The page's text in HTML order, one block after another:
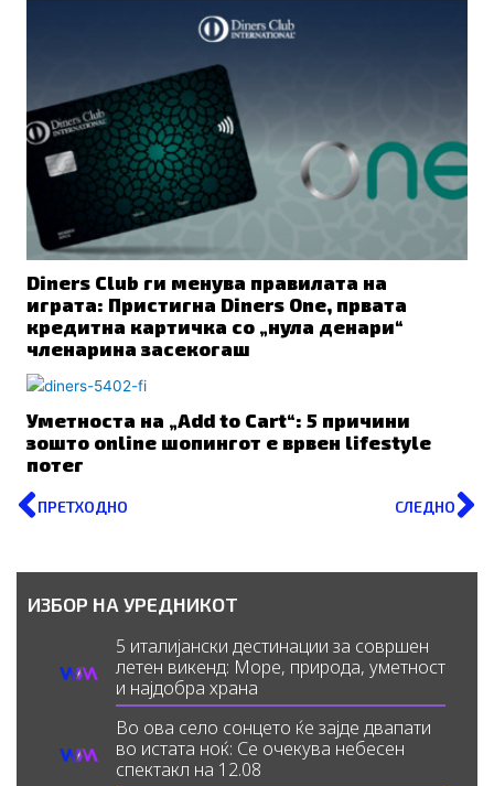
Diners Club ги менува правилата на
играта: Пристигна Diners One, првата
кредитна картичка со „нула денари“
членарина засекогаш
Уметноста на „Add to Cart“: 5 причини
зошто online шопингот е врвен lifestyle
потег
Prev
ПРЕТХОДНО СЛЕДНО
ИЗБОР НА УРЕДНИКОТ
5 италијански дестинации за совршен
летен викенд: Море, природа, уметност
и најдобра храна
Во ова село сонцето ќе зајде двапати
во истата ноќ: Се очекува небесен
спектакл на 12.08